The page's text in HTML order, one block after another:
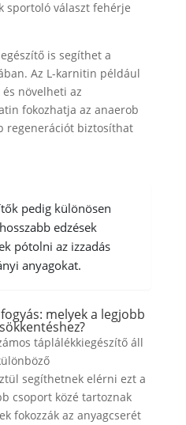
sportoló választ fehérje
is segíthet a
Az L-karnitin például
növelheti az
fokozhatja az anaerob
regenerációt biztosíthat
pedig különösen
edzések
pótolni az izzadás
anyagokat.
melyek a legjobb
táplálékkiegészítő áll
segíthetnek elérni ezt a
csoport közé tartoznak
fokozzák az anyagcserét